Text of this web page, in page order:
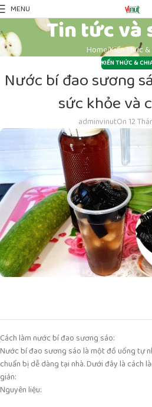
MENU
Tin tức và
HomeKiến Thức
KIẾN THỨC &
Nước bí đao sương
sức khỏe và
adminvinutOn 12
Cách làm nước bí đao sương sáo:
Nước bí đao sương sáo là một đồ uống tự
chuẩn bị dễ dàng tại nhà. Dưới đây là cách
giản:
Nguyên liệu: